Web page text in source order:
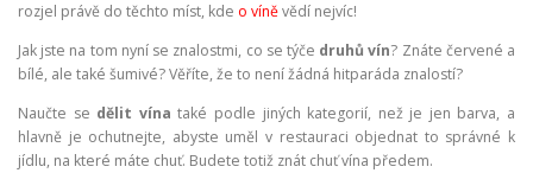
rozjel právě do těchto míst, kde o víněvědí nejvíc!
Jak jste na tom nyní se znalostmi, co se týče druhů vín? Znáte červené a
bílé, ale také šumivé? Věříte, že to není žádná hitparáda znalostí?
Naučte se dělit vína také podle jiných kategorií, než je jen barva, a
hlavně je ochutnejte, abyste uměl v restauraci objednat to správné k
jídlu, na které máte chuť. Budete totiž znát chuť vína předem.